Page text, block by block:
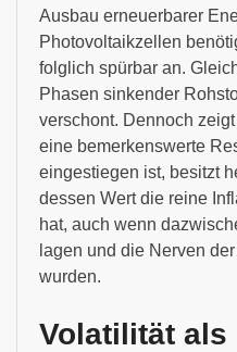
Ausbau erneuerbarer
Photovoltaikzellen
folglich spürbar an.
Phasen sinkender
verschont. Dennoch
eine bemerkenswerte
eingestiegen ist, besitzt
dessen Wert die reine
hat, auch wenn
lagen und die Nerven
wurden.
Volatilität als